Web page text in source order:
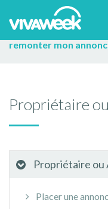
Accueil> Aide et contact
Gérer mon annonce
remonter mon
Propriétaire
Propriétaire ou
Placer une